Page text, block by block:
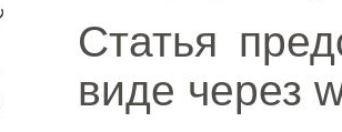
Статья
виде через